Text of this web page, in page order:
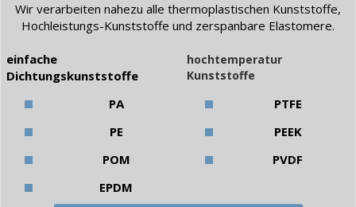
Wir verarbeiten nahezu alle thermoplastischen Kunststoffe,
Hochleistungs-Kunststoffe und zerspanbare Elastomere.
einfache
Dichtungskunststoffe
hochtemperatur
Kunststoffe
PA
PE
POM
EPDM
PTFE
PEEK
PVDF